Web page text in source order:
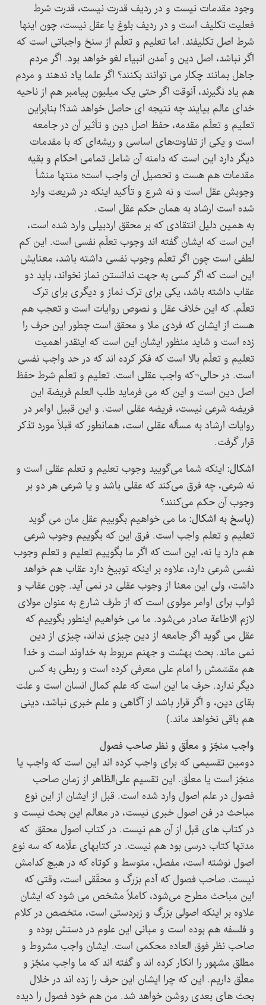
وجود مقدمات نیست و در ردیف قدرت نیست، قدرت شرط
فعلیت تکلیف است و در ردیف بلوغ یا عقل نیست، چون اینها
شرط اصل تکلیفند. اما تعلیم و تعلّم از سنخ واجباتی است که
اگر نباشد، اصل دین و آمدن انبیاء لغو خواهد بود. اگر مردم
جاهل بمانند چکار می توانند بکنند؟ اگر علما یاد ندهند و مردم
هم یاد نگیرند، آنوقت اگر حتی یک میلیون پیامبر هم از ناحیه
خدای عالم بیایند چه نتیجه ای حاصل خواهد شد؟! بنابراین
تعلیم و تعلّم مقدمه، حفظ اصل دین و تأثیر آن در جامعه
است و یکی از تفاوت‌های اساسی و ریشه‌ای که با مقدمات
دیگر دارد این است که دامنه آن شامل تمامی احکام و بقیه
مقدمات هم هست و تحصیل آن واجب است؛ منتها منشأ
وجوبش عقل است و نه شرع و تأکید اینکه در شریعت وارد
شده است ارشاد به همان حکم عقل است.
به همین دلیل انتقادی که بر محقق اردبیلی وارد شده است،
این است که ایشان گفته اند وجوب تعلّم نفسی است. این کم
لطفی است چون اگر تعلّم وجوب نفسی داشته باشد، معنایش
این است که اگر کسی به جهت ندانستن نماز نخواند، باید دو
عقاب داشته باشد، یکی برای ترک نماز و دیگری برای ترک
تعلّم. که این خلاف عقل و نصوص روایات است و تعجب هم
هست از ایشان که فردی ملا و محقق است چطور این حرف را
زده است و شاید منظور ایشان این است که اینقدر اهمیت
تعلیم و تعلّم بالا است که فکر کرده اند که در حد واجب نفسی
است. در حالی¬که واجب عقلی است. تعلیم و تعلّم شرط حفظ
اصل دین است و این که می فرماید طلب العلم فریضة این
فریضه شرعی نیست، فریضه عقلی است. و این قبیل اوامر در
روایات ارشاد به مسأله عقلی است، همانطور که قبلاً مورد تذکر
قرار گرفت.
اشکال: اینکه شما می‌گویید وجوب تعلیم و تعلم عقلی است و
نه شرعی، چه فرق می‌کند که عقلی باشد و یا شرعی هر دو بر
وجوب آن حکم می‌کنند؟
(پاسخ به اشکال: ما می خواهیم بگوییم عقل مان می گوید
تعلیم و تعلم واجب است. فرق این که بگوییم وجوب شرعی
هم دارد یا نه، این است که اگر ما بگوییم تعلیم و تعلم وجوب
نفسی شرعی دارد، علاوه بر اینکه توبیخ دارد عقاب هم خواهد
داشت، ولی این معنا از وجوب عقلی در نمی آید. چون عقاب و
ثواب برای اوامر مولوی است که از طرف شارع به عنوان مولای
لازم الاطاعة صادر می‌شود. ما می خواهیم اینطور بگوییم که
عقل می گوید اگر جامعه از دین چیزی نداند، چیزی از دین
نمی ماند. بحث بهشت و جهنم مربوط به خداوند است و خدا
هم مقسّمش را امام علی معرفی کرده است و ربطی به کس
دیگر ندارد. حرف ما این است که علم کمال انسان است و علت
بقای دین، و اگر قرار باشد از آگاهی و علم خبری نباشد، دینی
هم باقی نخواهد ماند.)
واجب منجّز و معلّق و نظر صاحب فصول
دومین تقسیمی که برای واجب کرده اند این است که واجب یا
منجّز است یا معلّق. این تقسیم علی‌الظاهر از زمان صاحب
فصول در علم اصول وارد شده است. قبل از ایشان از این نوع
مباحث در فن اصول خبری نیست، در معالم این بحث نیست و
در کتاب های قبل از آن هم نیست. در کتاب اصول محقق که
مدتها کتاب درسی بود هم نیست. در کتابهای علّامه که سه نوع
اصول نوشته است، مفصل، متوسط و کوتاه که در هیچ کدامش
نیست. صاحب فصول که آدم بزرگ و محقّقی است، وقتی که
این مباحث مطرح می‌شود، کاملاً مشخص می شود که ایشان
علاوه بر اینکه اصولی بزرگ و زبردستی است، متخصص در کلام
و فلسفه هم بوده است و مبانی این علوم در دستش بوده و
صاحب نظر فوق العاده محکمی است. ایشان واجب مشروط و
مطلق مشهور را انکار کرده اند و گفته اند که ما واجب منجّز و
معلّق داریم. این که چرا ایشان این حرف را زده اند در خلال
بحث های بعدی روشن خواهد شد. من هم خود فصول را دیده